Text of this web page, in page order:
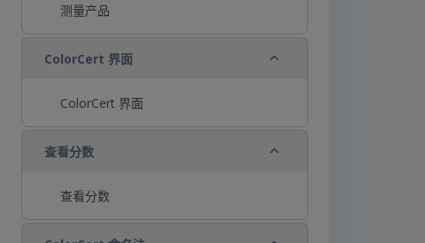
测量产品
ColorCert 界面 折叠
ColorCert 界面
查看分数 折叠
查看分数